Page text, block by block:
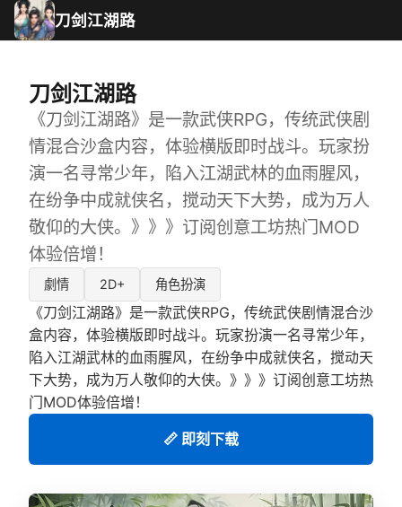
刀剑江湖路
刀剑江湖路
《刀剑江湖路》是一款武侠RPG，传统武侠剧
情混合沙盒内容，体验横版即时战斗。玩家扮
演一名寻常少年，陷入江湖武林的血雨腥风，
在纷争中成就侠名，搅动天下大势，成为万人
敬仰的大侠。》》》订阅创意工坊热门MOD
体验倍增！
劇情 2D+ 角色扮演
《刀剑江湖路》是一款武侠RPG，传统武侠剧情混合沙
盒内容，体验横版即时战斗。玩家扮演一名寻常少年，
陷入江湖武林的血雨腥风，在纷争中成就侠名，搅动天
下大势，成为万人敬仰的大侠。》》》订阅创意工坊热
门MOD体验倍增！
📏 即刻下载